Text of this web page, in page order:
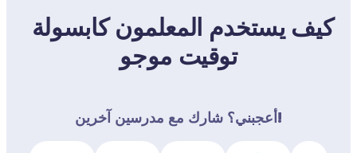
توقيت موجو
أعجبني؟ شارك مع مدرسين آخرين!